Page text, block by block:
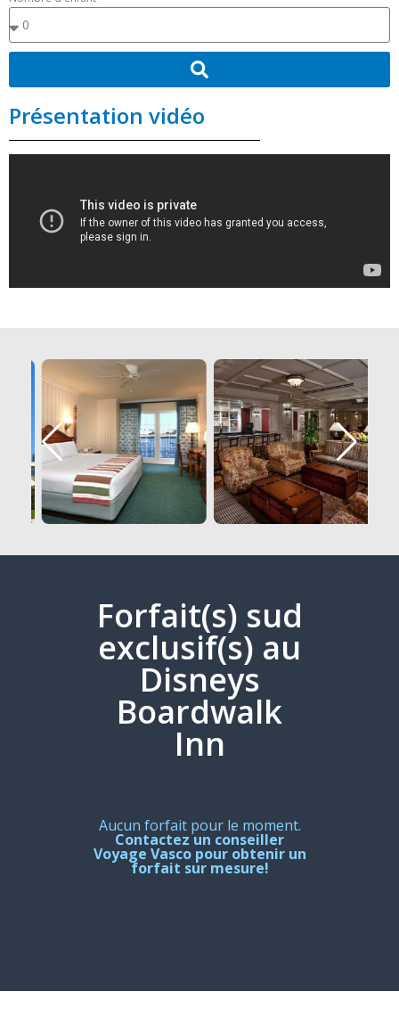
Présentation vidéo
Forfait(s) sud
exclusif(s) au
Disneys
Boardwalk
Inn
Aucun forfait pour le moment.
Contactez un conseiller
Voyage Vasco pour obtenir un
forfait sur mesure!